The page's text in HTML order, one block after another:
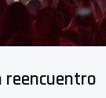
reencuentro